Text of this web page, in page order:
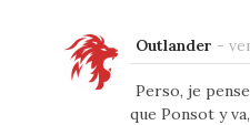
Outlander -
Perso, je
que Ponsot y